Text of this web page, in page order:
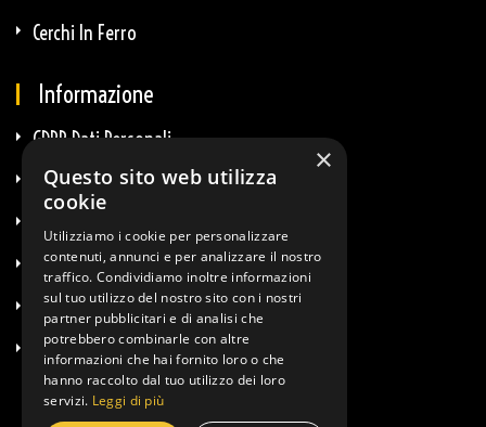
Cerchi In Ferro
Informazione
GDPR Dati Personali
GDPR E-Commerce
Termini & Condizioni
Diritto Di Recesso
Info Spedizioni
×
Questo sito web utilizza
cookie
Utilizziamo i cookie per personalizzare
contenuti, annunci e per analizzare il nostro
traffico. Condividiamo inoltre informazioni
sul tuo utilizzo del nostro sito con i nostri
partner pubblicitari e di analisi che
potrebbero combinarle con altre
informazioni che hai fornito loro o che
hanno raccolto dal tuo utilizzo dei loro
servizi. Leggi di più